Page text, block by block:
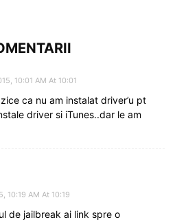
10:01 AM At 10:01
ca nu am instalat driver’u pt
driver si iTunes..dar le am
10:19 AM At 10:19
de jailbreak ai link spre o